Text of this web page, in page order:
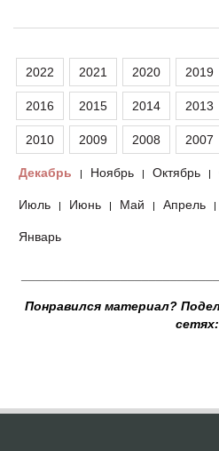
2022 2021 2020 2019
2016 2015 2014 2013
2010 2009 2008 2007
Декабрь | Ноябрь | Октябрь |
Июль | Июнь | Май | Апрель |
Январь
Понравился материал?
сетях: